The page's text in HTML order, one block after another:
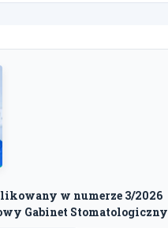
w numerze 3/2026
Gabinet Stomatologiczny